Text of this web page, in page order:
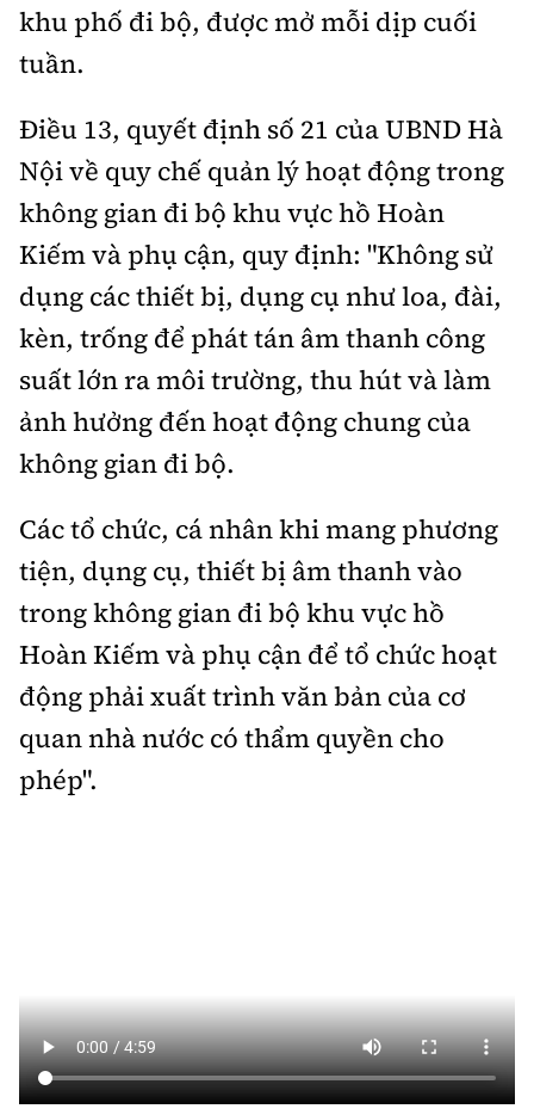
khu phố đi bộ, được mở mỗi dịp cuối
tuần.
Điều 13, quyết định số 21 của UBND Hà
Nội về quy chế quản lý hoạt động trong
không gian đi bộ khu vực hồ Hoàn
Kiếm và phụ cận, quy định: "Không sử
dụng các thiết bị, dụng cụ như loa, đài,
kèn, trống để phát tán âm thanh công
suất lớn ra môi trường, thu hút và làm
ảnh hưởng đến hoạt động chung của
không gian đi bộ.
Các tổ chức, cá nhân khi mang phương
tiện, dụng cụ, thiết bị âm thanh vào
trong không gian đi bộ khu vực hồ
Hoàn Kiếm và phụ cận để tổ chức hoạt
động phải xuất trình văn bản của cơ
quan nhà nước có thẩm quyền cho
phép".